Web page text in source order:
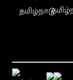
தமிழ்நாடு